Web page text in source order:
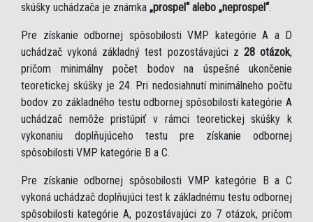
skúšky uchádzača je známka „prospel“ alebo „neprospel“.
Pre získanie odbornej spôsobilosti VMP kategórie A a D
uchádzač vykoná základný test pozostávajúci z 28 otázok,
pričom minimálny počet bodov na úspešné ukončenie
teoretickej skúšky je 24. Pri nedosiahnutí minimálneho počtu
bodov zo základného testu odbornej spôsobilosti kategórie A
uchádzač nemôže pristúpiť v rámci teoretickej skúšky k
vykonaniu doplňujúceho testu pre získanie odbornej
spôsobilosti VMP kategórie B a C.
Pre získanie odbornej spôsobilosti VMP kategórie B a C
vykoná uchádzač doplňujúci test k základnému testu odbornej
spôsobilosti kategórie A, pozostávajúci zo 7 otázok, pričom